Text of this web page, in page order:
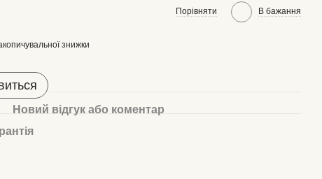
Порівняти В бажання
знижки
Новий відгук або коментар